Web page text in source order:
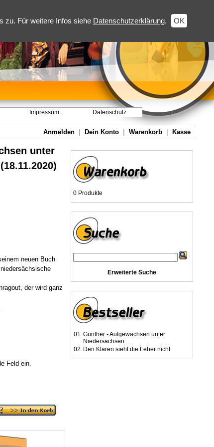
zu. Für weitere Infos siehe Datenschutzerklärung. OK
Impressum Datenschutz
Anmelden Dein Konto Warenkorb Kasse
unter
neuen Buch
der wird ganz
Feld ein.
0 Produkte
Erweiterte Suche
01.Günther - Aufgewachsen unter
Niedersachsen
02. Den Klaren sieht die Leber nicht